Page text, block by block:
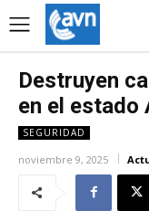
Destruyen
en el estado
SEGURIDAD
noviembre 9, 2025